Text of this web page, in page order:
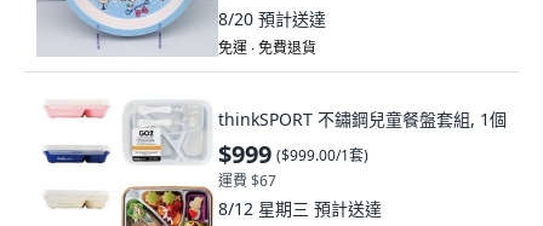
8/20 預計送達
免運 ∙ 免費退貨
thinkSPORT 不鏽鋼兒童餐盤套組, 1個
$999 ($999.00/1套)
運費 $67
8/12 星期三 預計送達